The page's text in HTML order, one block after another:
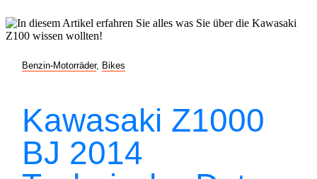
Benzin-Motorräder, Bikes
Kawasaki Z1000
BJ 2014